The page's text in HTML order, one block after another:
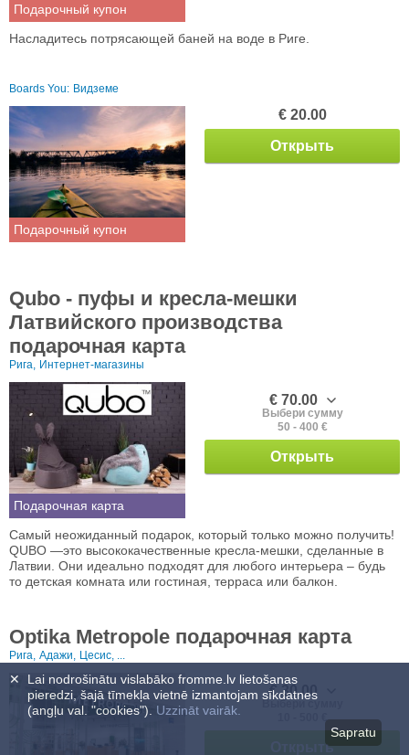
Подарочный купон
Насладитесь потрясающей баней на воде в Риге.
Boards You: Видземе
Подарочный купон
€ 20.00
Открыть
Qubo - пуфы и кресла-мешки
Латвийского производства
подарочная карта
Рига, Интернет-магазины
Подарочная карта
€ 70.00
Выбери сумму
50 - 400 €
Открыть
Самый неожиданный подарок, который только можно получить!
QUBO —это высококачественные кресла-мешки, сделанные в
Латвии. Они идеально подходят для любого интерьера – будь
то детская комната или гостиная, терраса или балкон.
Optika Metropole подарочная карта
Рига, Адажи, Цесис, ...
€ 30.00
10 - 500 €
Открыть
Lai nodrošinātu vislabāko fromme.lv lietošanas
pieredzi, šajā tīmekļa vietnē izmantojam sīkdatnes
(angļu val. "cookies"). Uzzināt vairāk.
Sapratu
✕